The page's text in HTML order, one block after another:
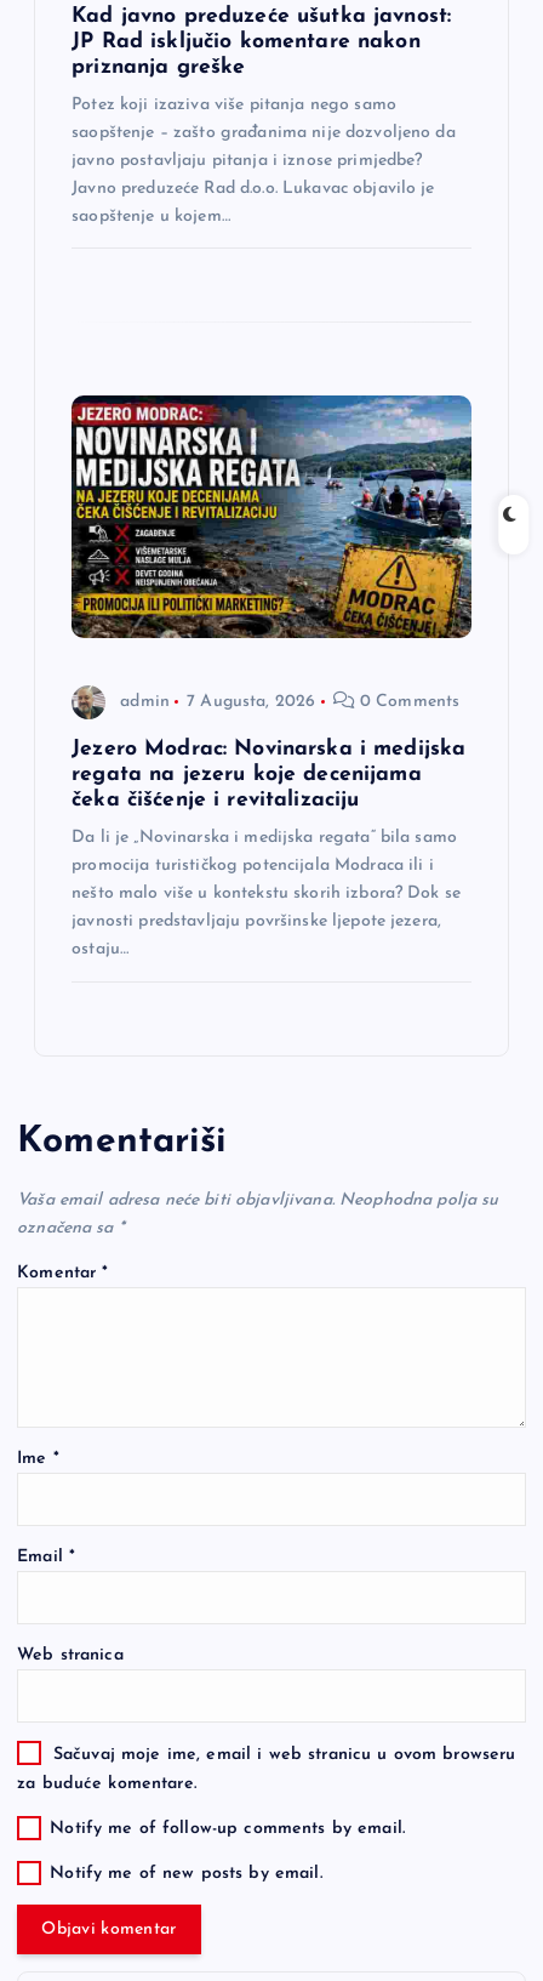
Kad javno preduzeće ušutka javnost:
JP Rad isključio komentare nakon
priznanja greške
Potez koji izaziva više pitanja nego samo
saopštenje – zašto građanima nije dozvoljeno da
javno postavljaju pitanja i iznose primjedbe?
Javno preduzeće Rad d.o.o. Lukavac objavilo je
saopštenje u kojem…
admin 7 Augusta, 2026 0 Comments
Jezero Modrac: Novinarska i medijska
regata na jezeru koje decenijama
čeka čišćenje i revitalizaciju
Da li je „Novinarska i medijska regata“ bila samo
promocija turističkog potencijala Modraca ili i
nešto malo više u kontekstu skorih izbora? Dok se
javnosti predstavljaju površinske ljepote jezera,
ostaju…
Komentariši
Vaša email adresa neće biti objavljivana. Neophodna polja su
označena sa *
Komentar*
Ime *
Email *
Web stranica
Sačuvaj moje ime, email i web stranicu u ovom browseru
za buduće komentare.
Notify me of follow-up comments by email.
Notify me of new posts by email.